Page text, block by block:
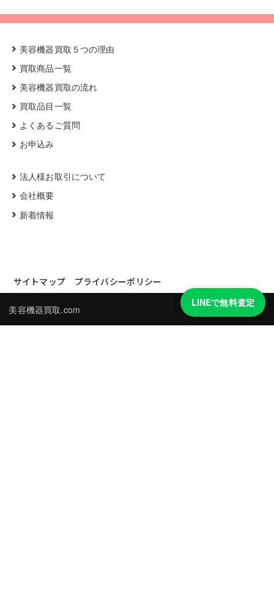
美容機器買取５つの理由
買取商品一覧
美容機器買取の流れ
買取品目一覧
よくあるご質問
お申込み
法人様お取引について
会社概要
新着情報
サイトマップ プライバシーポリシー
美容機器買取.com
LINEで無料査定